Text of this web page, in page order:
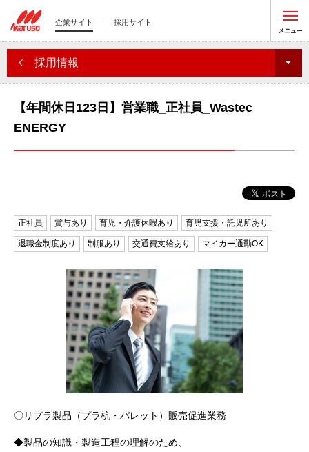
企業サイト 採用サイト
採用情報
【年間休日123日】営業職_正社員_Wastec
ENERGY
正社員 賞与あり 育児・介護休暇あり 育児支援・託児所あり
退職金制度あり 制服あり 交通費支給あり マイカー通勤OK
〇リプラ製品（プラ杭・パレット）販売促進業務
◆製品の知識・製造工程の理解のため、